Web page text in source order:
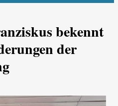
bekennt
der